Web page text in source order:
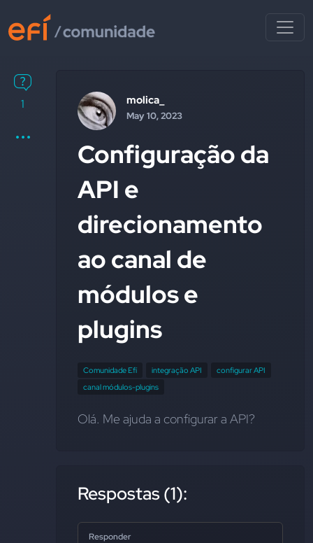
1 molica_
May 10, 2023
Configuração da
API e
direcionamento
ao canal de
módulos e
plugins
Comunidade Efí integração API
configurar API
canal módulos-plugins
Olá. Me ajuda a configurar a API?
Respostas (1):
Responder